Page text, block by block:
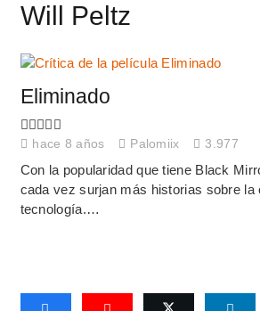
Will Peltz
Eliminado
hace 8 años Palomiix 3.977
Con la popularidad que tiene Black
cada vez surjan más historias sobre la
tecnología.…